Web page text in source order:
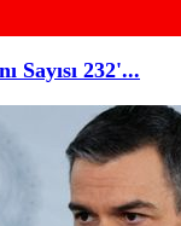
Sayısı 232'...